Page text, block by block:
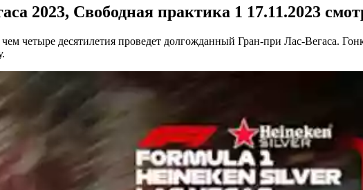
2023, Свободная практика 1 17.11.2023
четыре десятилетия проведет долгожданный Гран-при Лас-Вегаса.